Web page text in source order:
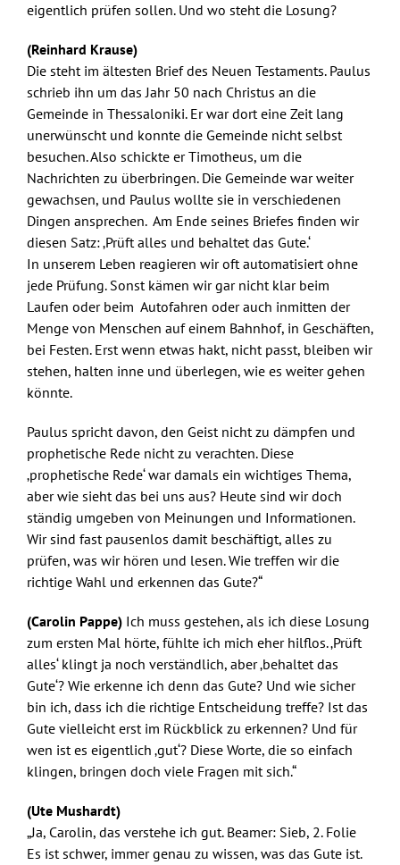
eigentlich prüfen sollen. Und wo steht die Losung?
(Reinhard Krause)
Die steht im ältesten Brief des Neuen Testaments. Paulus
schrieb ihn um das Jahr 50 nach Christus an die
Gemeinde in Thessaloniki. Er war dort eine Zeit lang
unerwünscht und konnte die Gemeinde nicht selbst
besuchen. Also schickte er Timotheus, um die
Nachrichten zu überbringen. Die Gemeinde war weiter
gewachsen, und Paulus wollte sie in verschiedenen
Dingen ansprechen. Am Ende seines Briefes finden wir
diesen Satz: ‚Prüft alles und behaltet das Gute.‘
In unserem Leben reagieren wir oft automatisiert ohne
jede Prüfung. Sonst kämen wir gar nicht klar beim
Laufen oder beim Autofahren oder auch inmitten der
Menge von Menschen auf einem Bahnhof, in Geschäften,
bei Festen. Erst wenn etwas hakt, nicht passt, bleiben wir
stehen, halten inne und überlegen, wie es weiter gehen
könnte.
Paulus spricht davon, den Geist nicht zu dämpfen und
prophetische Rede nicht zu verachten. Diese
‚prophetische Rede‘ war damals ein wichtiges Thema,
aber wie sieht das bei uns aus? Heute sind wir doch
ständig umgeben von Meinungen und Informationen.
Wir sind fast pausenlos damit beschäftigt, alles zu
prüfen, was wir hören und lesen. Wie treffen wir die
richtige Wahl und erkennen das Gute?“
(Carolin Pappe) Ich muss gestehen, als ich diese Losung
zum ersten Mal hörte, fühlte ich mich eher hilflos. ‚Prüft
alles‘ klingt ja noch verständlich, aber ‚behaltet das
Gute‘? Wie erkenne ich denn das Gute? Und wie sicher
bin ich, dass ich die richtige Entscheidung treffe? Ist das
Gute vielleicht erst im Rückblick zu erkennen? Und für
wen ist es eigentlich ‚gut‘? Diese Worte, die so einfach
klingen, bringen doch viele Fragen mit sich.“
(Ute Mushardt)
„Ja, Carolin, das verstehe ich gut. Beamer: Sieb, 2. Folie
Es ist schwer, immer genau zu wissen, was das Gute ist.